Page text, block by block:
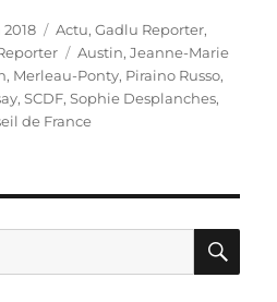
2018 Catégories
Actu,Gadlu Reporter,
Étiquettes
Austin,Jeanne-Marie
, Merleau-Ponty, Piraino Russo,
,SCDF,Sophie Desplanches,
de France